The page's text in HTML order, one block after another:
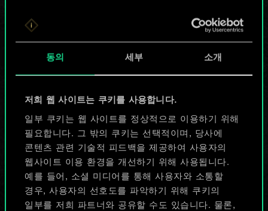
동의 세부 소개
저희 웹 사이트는 쿠키를 사용합니다.
일부 쿠키는 웹 사이트를 정상적으로 이용하기 위해
필요합니다. 그 밖의 쿠키는 선택적이며, 당사에
콘텐츠 관련 기술적 피드백을 제공하여 사용자의
웹사이트 이용 환경을 개선하기 위해 사용됩니다.
예를 들어, 소셜 미디어를 통해 사용자와 소통할
경우, 사용자의 선호도를 파악하기 위해 쿠키의
일부를 저희 파트너와 공유할 수도 있습니다. 물론,
지금은 공유된
카드들에 지나지
않지만
무궁무진한
가능성을 가지고
있습니다!
덱 이름 짓기 & 가이드 작성하기